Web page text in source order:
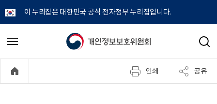
이 누리집은 대한민국 공식 전자정부 누리집입니다.
개
정
메
기
검
인쇄 공유